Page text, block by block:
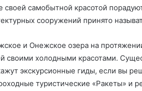
своей самобытной красотой
сооружений принято
и Онежское озера на
своими холодными красотами.
экскурсионные гиды, если вы
туристические «Ракеты» и